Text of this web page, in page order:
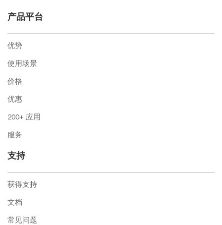
产品平台
优势
使用场景
价格
优惠
200+ 应用
服务
支持
获得支持
文档
常见问题